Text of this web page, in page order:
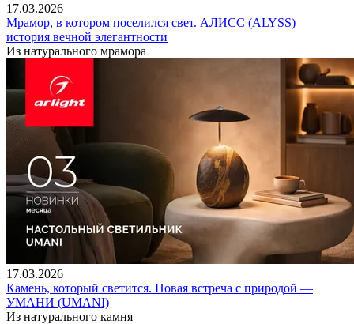
17.03.2026
Мрамор, в котором поселился свет. АЛИСС (ALYSS) —
история вечной элегантности
Из натурального мрамора
17.03.2026
Камень, который светится. Новая встреча с природой —
УМАНИ (UMANI)
Из натурального камня